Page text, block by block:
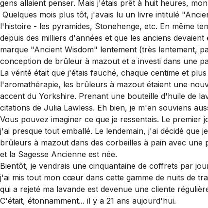
gens allaient penser. Mais j'étais prêt à huit heures,
Quelques mois plus tôt, j'avais lu un livre intitulé
l'histoire - les pyramides, Stonehenge, etc. En même
depuis des milliers d'années et que les anciens
marque "Ancient Wisdom" lentement (très lentement,
conception de brûleur à mazout et a investi dans une
La vérité était que j'étais fauché, chaque centime et
l'aromathérapie, les brûleurs à mazout étaient une
accent du Yorkshire. Prenant une bouteille d'huile de
citations de Julia Lawless. Eh bien, je m'en souviens
Vous pouvez imaginer ce que je ressentais. Le
j'ai presque tout emballé. Le lendemain, j'ai décidé que
brûleurs à mazout dans des corbeilles à pain avec
et la Sagesse Ancienne est née.
Bientôt, je vendrais une cinquantaine de coffrets par
j'ai mis tout mon cœur dans cette gamme de nuits de
qui a rejeté ma lavande est devenue une cliente
C'était, étonnamment... il y a 21 ans aujourd'hui.